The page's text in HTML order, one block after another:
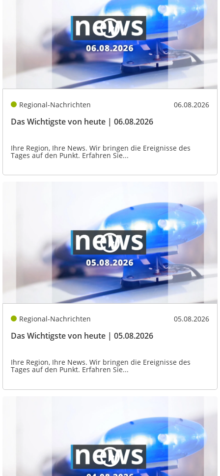
Regional-Nachrichten 06.08.2026
Das Wichtigste von heute | 06.08.2026
Ihre Region, Ihre News. Wir bringen die Ereignisse des
Tages auf den Punkt. Erfahren Sie...
Regional-Nachrichten 05.08.2026
Das Wichtigste von heute | 05.08.2026
Ihre Region, Ihre News. Wir bringen die Ereignisse des
Tages auf den Punkt. Erfahren Sie...